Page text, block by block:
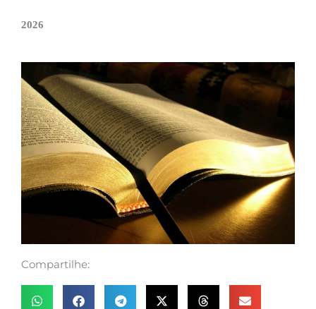
2026
Compartilhe: